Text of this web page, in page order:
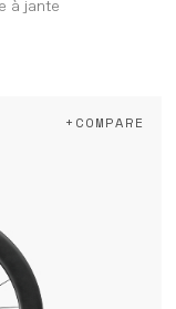
à jante
+COMPARE